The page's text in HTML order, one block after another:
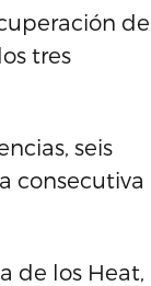
de
tres
seis
consecutiva
de los Heat,